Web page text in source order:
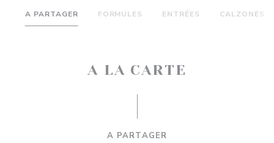
A PARTAGER FORMULES ENTRÉES CALZONES
A LA CARTE
A PARTAGER